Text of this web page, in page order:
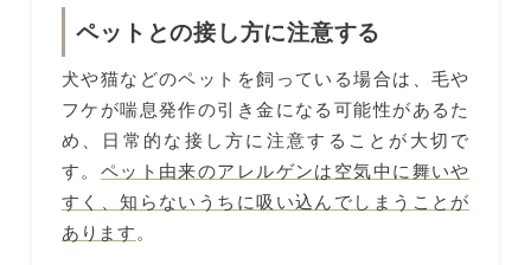
ペットとの接し方に注意する
犬や猫などのペットを飼っている場合は、毛や
フケが喘息発作の引き金になる可能性があるた
め、日常的な接し方に注意することが大切で
す。 ペット由来のアレルゲンは空気中に舞いや
すく、知らないうちに吸い込んでしまうことが
あります。